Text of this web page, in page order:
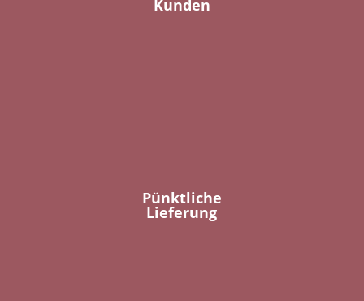
Kunden
Pünktliche
Lieferung